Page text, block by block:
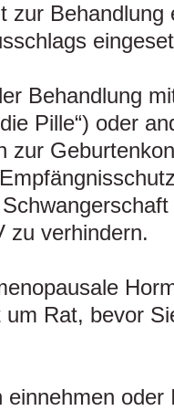
zur Behandlung
Behandlung
Pille“) oder
zur
zu verhindern.
Rat, bevor